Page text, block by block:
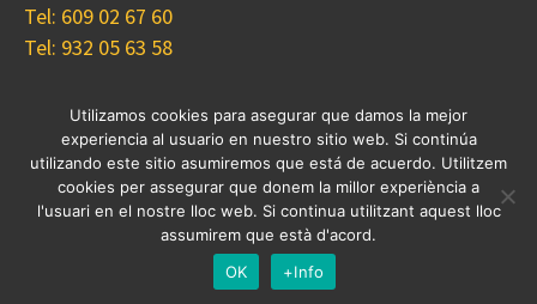
Tel: 609 02 67 60
Tel: 932 05 63 58
Nosotros Proyectos Blog
Contacto
Cookies
© 2017 Copyright, diseñoGuia33 SL, grupo
Empresarial.
Utilizamos cookies para asegurar que damos la mejor
experiencia al usuario en nuestro sitio web. Si continúa
utilizando este sitio asumiremos que está de acuerdo. Utilitzem
cookies per assegurar que donem la millor experiència a
l'usuari en el nostre lloc web. Si continua utilitzant aquest lloc
assumirem que està d'acord.
OK
+Info